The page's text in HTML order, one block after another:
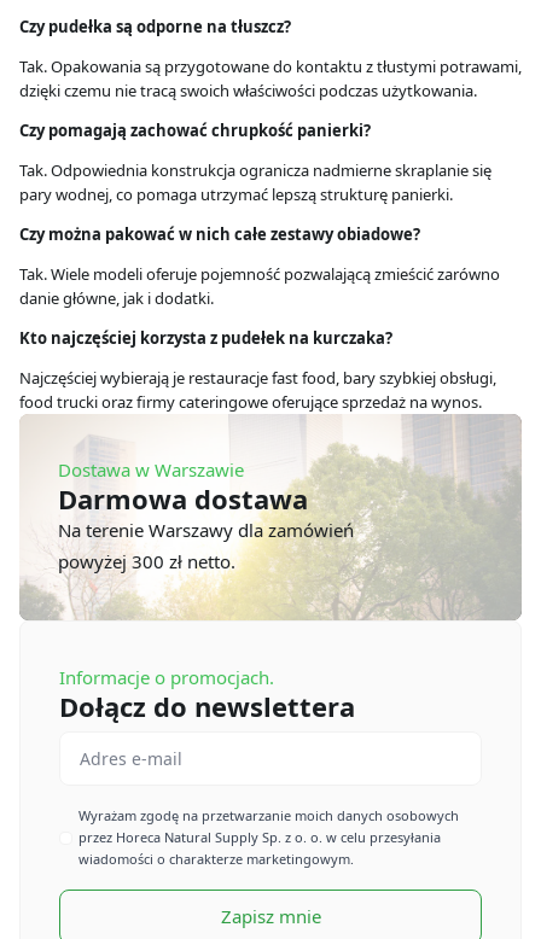
Dostawa w Warszawie
Darmowa dostawa
Na terenie Warszawy dla zamówień
powyżej 300 zł netto.
Informacje o promocjach.
Dołącz do newslettera
Imię
Wyrażam zgodę na przetwarzanie moich danych osobowych
przez Horeca Natural Supply Sp. z o. o. w celu przesyłania
wiadomości o charakterze marketingowym.
Zapisz mnie
Czy pudełka są odporne na tłuszcz?
Tak. Opakowania są przygotowane do kontaktu z tłustymi potrawami,
dzięki czemu nie tracą swoich właściwości podczas użytkowania.
Czy pomagają zachować chrupkość panierki?
Tak. Odpowiednia konstrukcja ogranicza nadmierne skraplanie się
pary wodnej, co pomaga utrzymać lepszą strukturę panierki.
Czy można pakować w nich całe zestawy obiadowe?
Tak. Wiele modeli oferuje pojemność pozwalającą zmieścić zarówno
danie główne, jak i dodatki.
Kto najczęściej korzysta z pudełek na kurczaka?
Najczęściej wybierają je restauracje fast food, bary szybkiej obsługi,
food trucki oraz firmy cateringowe oferujące sprzedaż na wynos.